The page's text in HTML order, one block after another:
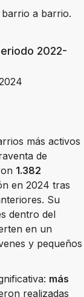
a barrio.
2022-
más activos
de
1.382
en 2024 tras
Su
dentro del
en un
y pequeños
más
realizadas